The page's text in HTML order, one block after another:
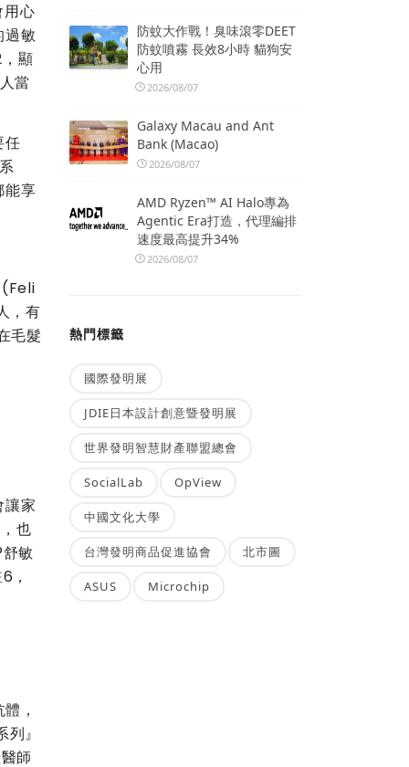
心
過敏
顯
當
任
能享
，有
毛髮
讓家
也
敏
，
，
』
師
防蚊大作戰！臭味滾零DEET
防蚊噴霧 長效8小時 貓狗安
心用
2026/08/07
Galaxy Macau and Ant
Bank (Macao)
2026/08/07
AMD Ryzen™ AI Halo專為
Agentic Era打造，代理編排
速度最高提升34%
2026/08/07
熱門標籤
國際發明展
JDIE日本設計創意暨發明展
世界發明智慧財產聯盟總會
SocialLab OpView
中國文化大學
台灣發明商品促進協會 北市圖
ASUS Microchip